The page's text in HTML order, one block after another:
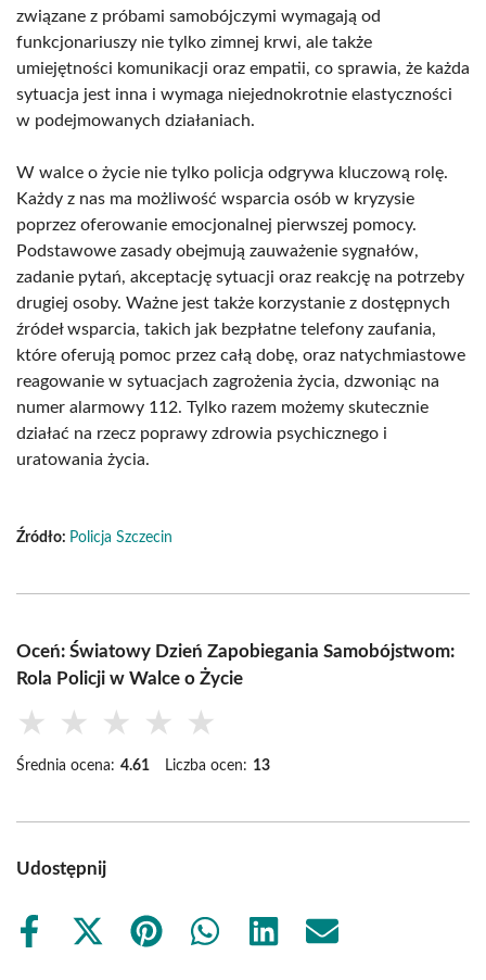
związane z próbami samobójczymi wymagają od
funkcjonariuszy nie tylko zimnej krwi, ale także
umiejętności komunikacji oraz empatii, co sprawia, że każda
sytuacja jest inna i wymaga niejednokrotnie elastyczności
w podejmowanych działaniach.
W walce o życie nie tylko policja odgrywa kluczową rolę.
Każdy z nas ma możliwość wsparcia osób w kryzysie
poprzez oferowanie emocjonalnej pierwszej pomocy.
Podstawowe zasady obejmują zauważenie sygnałów,
zadanie pytań, akceptację sytuacji oraz reakcję na potrzeby
drugiej osoby. Ważne jest także korzystanie z dostępnych
źródeł wsparcia, takich jak bezpłatne telefony zaufania,
które oferują pomoc przez całą dobę, oraz natychmiastowe
reagowanie w sytuacjach zagrożenia życia, dzwoniąc na
numer alarmowy 112. Tylko razem możemy skutecznie
działać na rzecz poprawy zdrowia psychicznego i
uratowania życia.
Źródło: Policja Szczecin
Oceń: Światowy Dzień Zapobiegania Samobójstwom:
Rola Policji w Walce o Życie
★ ★ ★ ★ ★
Średnia ocena: 4.61 Liczba ocen: 13
Udostępnij
Share
Share
Share
Share
Share
Share